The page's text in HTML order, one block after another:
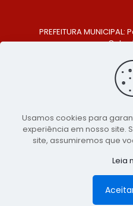
PREFEITURA
Celso
Centro, São Bento do
TELEFONE:
E-MAIL:
Copyright 2021-2026 -
Prefeitura de São
publicidade
Usamos cookies para
experiência em nosso site.
site, assumiremos que
Leia